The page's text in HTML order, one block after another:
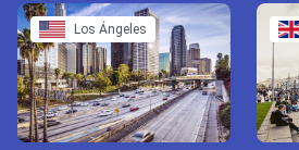
Los Ángeles